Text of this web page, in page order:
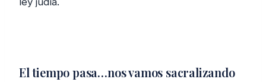
El tiempo pasa…nos vamos sacralizando